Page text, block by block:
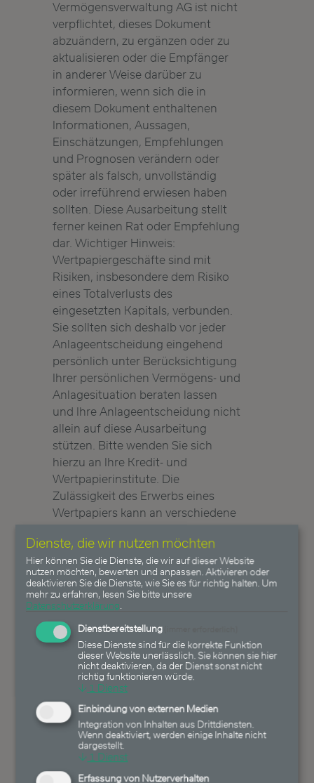
Vermögensverwaltung AG ist nicht
verpflichtet, dieses Dokument
abzuändern, zu ergänzen oder zu
aktualisieren oder die Empfänger
in anderer Weise darüber zu
informieren, wenn sich die in
diesem Dokument enthaltenen
Informationen, Aussagen,
Einschätzungen, Empfehlungen
und Prognosen verändern oder
später als falsch, unvollständig
oder irreführend erwiesen haben
sollten. Diese Ausarbeitung stellt
ferner keinen Rat oder Empfehlung
dar. Wichtiger Hinweis:
Wertpapiergeschäfte sind mit
Risiken, insbesondere dem Risiko
eines Totalverlusts des
eingesetzten Kapitals, verbunden.
Sie sollten sich deshalb vor jeder
Anlageentscheidung eingehend
persönlich unter Berücksichtigung
Ihrer persönlichen Vermögens- und
Anlagesituation beraten lassen
und Ihre Anlageentscheidung nicht
allein auf diese Ausarbeitung
stützen. Bitte wenden Sie sich
hierzu an Ihre Kredit- und
Wertpapierinstitute. Die
Zulässigkeit des Erwerbs eines
Wertpapiers kann an verschiedene
Ihre Staatsangehörigkeit -
gebunden sein. Bitte lassen Sie
sich auch hierzu vor einer
Anlageentscheidung entsprechend
beraten. Einer der von der
Heemann Vermögensverwaltung
AG gemanagten Fonds oder
einzelne Mandanten der
Vermögensverwaltung sind in dem
genannten Wertpapier zum
Zeitpunkt des Publikmachens des
Artikels investiert. Die Heemann
Vermögensverwaltung AG, der
Ersteller oder an der Erstellung
Dienste, die wir nutzen möchten
Hier können Sie die Dienste, die wir auf dieser Website
nutzen möchten, bewerten und anpassen. Aktivieren oder
deaktivieren Sie die Dienste, wie Sie es für richtig halten. Um
mehr zu erfahren, lesen Sie bitte unsere
Datenschutzerklärung
Dienstbereitstellung
Diese Dienste sind für die korrekte Funktion
dieser Website unerlässlich. Sie können sie hier
nicht deaktivieren, da der Dienst sonst nicht
richtig funktionieren würde.
↓ 1 Dienst
Einbindung von externen Medien
Integration von Inhalten aus Drittdiensten.
Wenn deaktiviert, werden einige Inhalte nicht
dargestellt.
↓ 1 Dienst
Erfassung von Nutzerverhalten